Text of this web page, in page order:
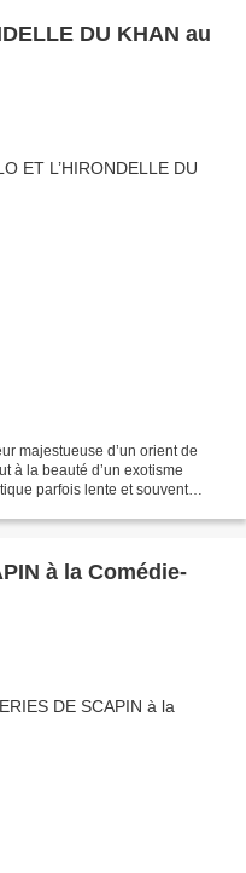
DU KHAN au
majestueuse d’un orient de
à la beauté d’un exotisme
parfois lente et souvent
à la Comédie-